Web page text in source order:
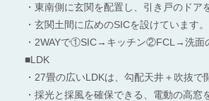
・東南側に玄関を配置し、引き戸のドア
・玄関土間に広めのSICを設けています。
・2WAYで①SIC→キッチン②FCL→洗面
■LDK
・27畳の広いLDKは、勾配天井＋吹抜で
・採光と採風を確保できる、電動の高窓